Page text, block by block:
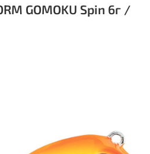
GOMOKU Spin 6г /